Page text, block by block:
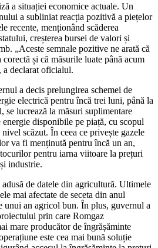
a situației economice actuale. Un
a subliniat reacția pozitivă a piețelor
recente, menționând scăderea
creșterea bursei de valori și
„Aceste semnale pozitive ne arată că
și că măsurile luate până acum
a declarat oficialul.
a decis prelungirea schemei de
electrică pentru încă trei luni, până la
lucrează la măsuri suplimentare
disponibile pe piață, cu scopul
scăzut. În ceea ce privește gazele
va fi menținută pentru încă un an,
pentru iarna viitoare la prețuri
industrie.
de datele din agricultură. Ultimele
mai afectate de seceta din anul
unui an agricol bun. În plus, guvernul a
prin care Romgaz
mare producător de îngrășăminte
este cea mai bună soluție